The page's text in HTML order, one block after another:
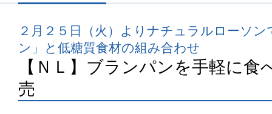
２月２５日（火）よりナチュラルローソ
ン」と低糖質食材の組み合わせ
【ＮＬ】ブランパンを手軽に
売